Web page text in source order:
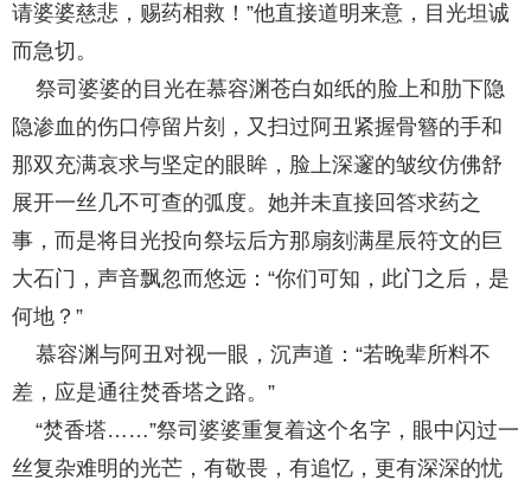
请婆婆慈悲，赐药相救！”他直接道明来意，目光坦诚
而急切。
祭司婆婆的目光在慕容渊苍白如纸的脸上和肋下隐
隐渗血的伤口停留片刻，又扫过阿丑紧握骨簪的手和
那双充满哀求与坚定的眼眸，脸上深邃的皱纹仿佛舒
展开一丝几不可查的弧度。她并未直接回答求药之
事，而是将目光投向祭坛后方那扇刻满星辰符文的巨
大石门，声音飘忽而悠远：“你们可知，此门之后，是
何地？”
慕容渊与阿丑对视一眼，沉声道：“若晚辈所料不
差，应是通往焚香塔之路。”
“焚香塔……”祭司婆婆重复着这个名字，眼中闪过一
丝复杂难明的光芒，有敬畏，有追忆，更有深深的忧